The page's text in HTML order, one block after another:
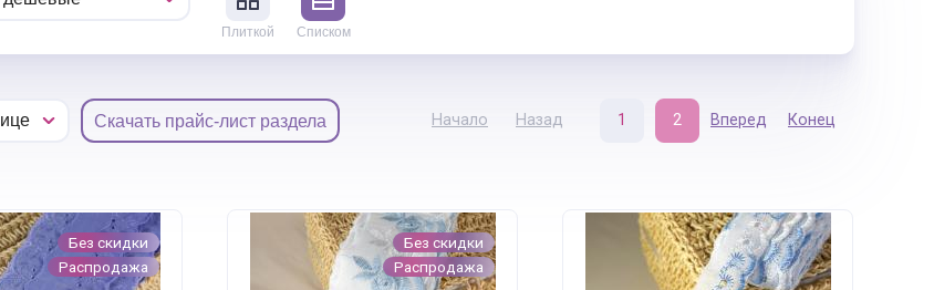
Плиткой Списком
Начало Назад 1 2 Вперед Конец
Скачать прайс-лист раздела
Без скидки
Распродажа
Без скидки
Распродажа